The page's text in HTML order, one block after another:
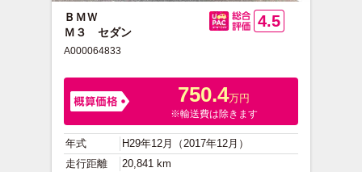
ＢＭＷ
Ｍ３ セダン
A000064833
4.5
750.4万円
※輸送費は除きます
年式
H29年12月（2017年12月）
走行距離
20,841 km